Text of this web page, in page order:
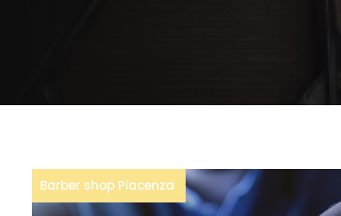
Barber shop Piacenza